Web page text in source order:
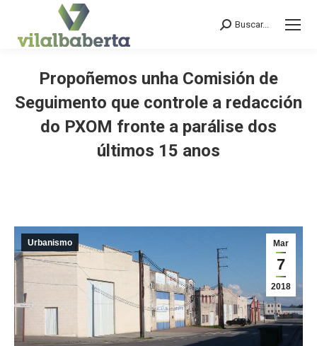
Search:
Buscar...
Propoñemos unha Comisión de
Seguimento que controle a redacción
do PXOM fronte a parálise dos
últimos 15 anos
Mar
7
2018
Urbanismo